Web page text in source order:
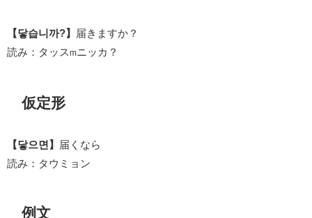
【닿습니까?】
届きますか？
読み：タッス m ニッカ？
仮定形
【닿으면】
届くなら
読み：タウミョン
例文